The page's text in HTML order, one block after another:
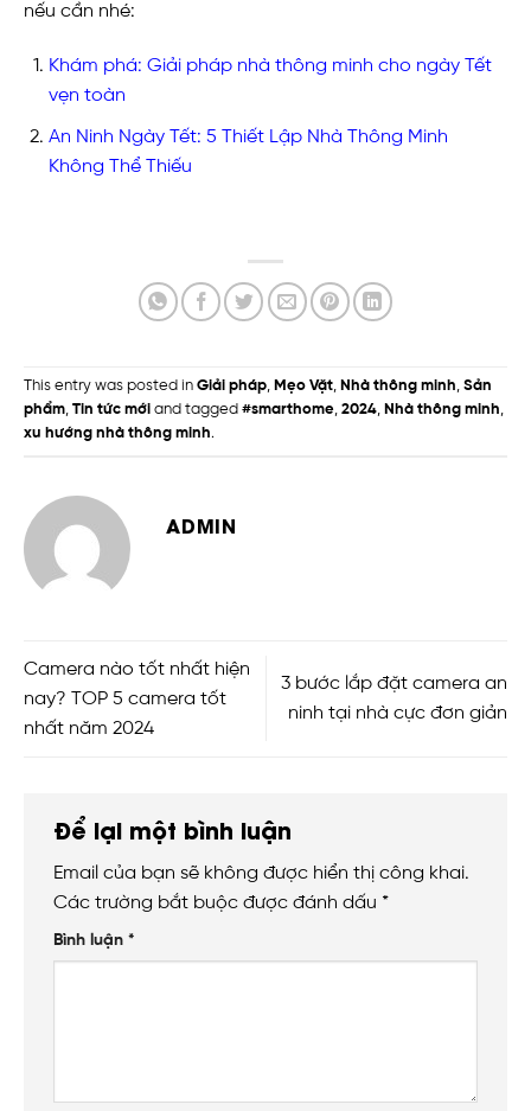
nếu cần nhé:
Khám phá: Giải pháp nhà thông minh cho ngày Tết
vẹn toàn
An Ninh Ngày Tết: 5 Thiết Lập Nhà Thông Minh
Không Thể Thiếu
This entry was posted in Giải pháp, Mẹo Vặt, Nhà thông minh, Sản
phẩm, Tin tức mới and tagged #smarthome, 2024, Nhà thông minh,
xu hướng nhà thông minh.
ADMIN
Camera nào tốt nhất hiện
nay? TOP 5 camera tốt
nhất năm 2024
3 bước lắp đặt camera an
ninh tại nhà cực đơn giản
Để lại một bình luận
Email của bạn sẽ không được hiển thị công khai.
Các trường bắt buộc được đánh dấu *
Bình luận *